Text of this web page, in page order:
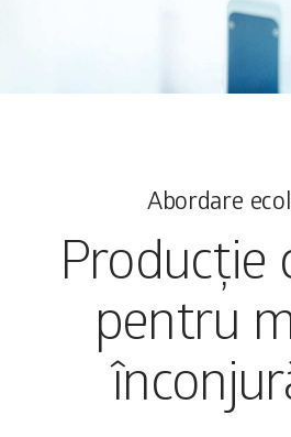
Abordare
Producție
pentru